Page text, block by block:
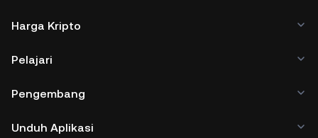
Harga Kripto
Pelajari
Pengembang
Unduh Aplikasi